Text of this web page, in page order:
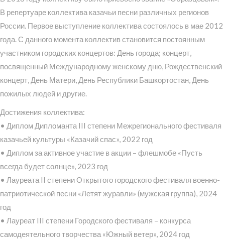
В репертуаре коллектива казачьи песни различных регионов
России. Первое выступление коллектива состоялось в мае 2012
года. С данного момента коллектив становится постоянным
участником городских концертов: День города; концерт,
посвященный Международному женскому дню, Рождественский
концерт, День Матери, День Республики Башкортостан, День
пожилых людей и другие.
Достижения коллектива:
• Диплом Дипломанта III степени Межрегионального фестиваля
казачьей культуры «Казачий спас», 2022 год
• Диплом за активное участие в акции – флешмобе «Пусть
всегда будет солнце», 2023 год
• Лауреата II степени Открытого городского фестиваля военно-
патриотической песни «Летят журавли» (мужская группа), 2024
год
• Лауреат III степени Городского фестиваля – конкурса
самодеятельного творчества «Южный ветер», 2024 год